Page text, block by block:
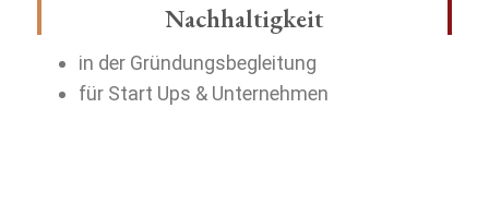
Nachhaltigkeit
in der Gründungsbegleitung
für Start Ups & Unternehmen